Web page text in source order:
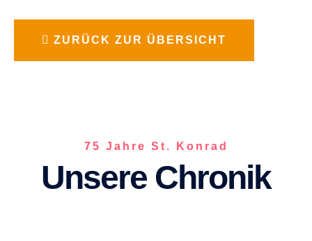
ZURÜCK ZUR ÜBERSICHT
75 Jahre St. Konrad
Unsere Chronik